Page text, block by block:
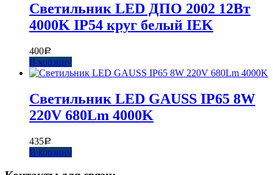
Светильник LED ДПО 2002 12Вт
4000K IP54 круг белый IEK
400Р
В корзину
Светильник LED GAUSS IP65 8W
220V 680Lm 4000K
435Р
В корзину